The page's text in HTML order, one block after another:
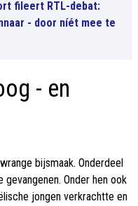
fileert RTL-debat:
- door níét mee te
- en
bijsmaak. Onderdeel
Onder hen ook
jongen verkrachtte en